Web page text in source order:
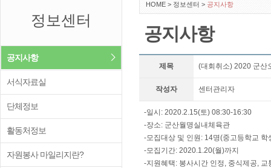
정보센터
공지사항
서식자료실
단체정보
활동처정보
자원봉사 마일리지란?
HOME > 정보센터 > 공지사항
공지사항
제목 (대회취소) 2020 군산
작성자 센터관리자
-일시: 2020.2.15(토) 08:30-16:30
-장소: 군산월명실내체육관
-모집대상 및 인원: 14명(중고등학교 학
-모집기간: 2020.1.20(월)까지
-지원혜택: 봉사시간 인정, 중식제공,